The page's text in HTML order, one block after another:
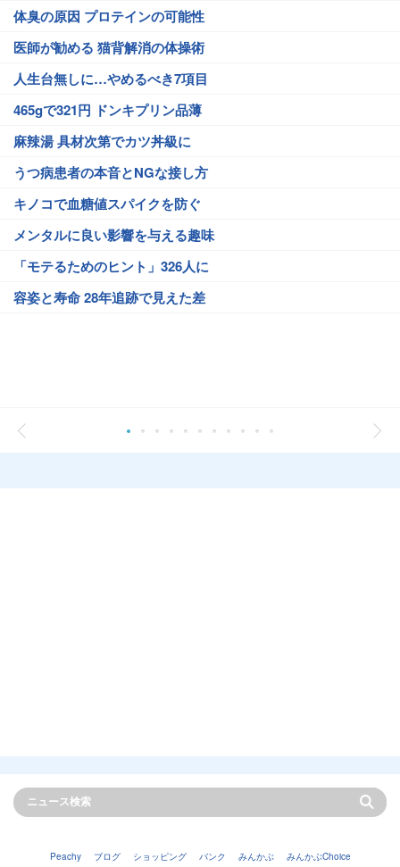
体臭の原因 プロテインの可能性
医師が勧める 猫背解消の体操術
人生台無しに…やめるべき7項目
465gで321円 ドンキプリン品薄
麻辣湯 具材次第でカツ丼級に
うつ病患者の本音とNGな接し方
キノコで血糖値スパイクを防ぐ
メンタルに良い影響を与える趣味
「モテるためのヒント」326人に
容姿と寿命 28年追跡で見えた差
Peachy ブログ ショッピング バンク みんかぶ みんかぶChoice